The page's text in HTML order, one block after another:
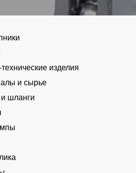
изделия
и сырье
шланги